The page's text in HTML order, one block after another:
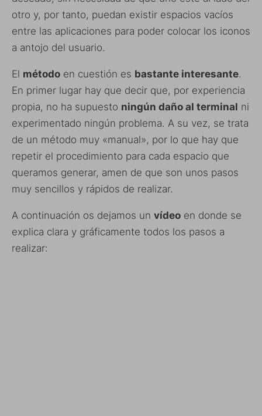
otro y, por tanto, puedan existir espacios vacíos
entre las aplicaciones para poder colocar los iconos
a antojo del usuario.
El método en cuestión es bastante interesante.
En primer lugar hay que decir que, por experiencia
propia, no ha supuesto ningún daño al terminal ni
experimentado ningún problema. A su vez, se trata
de un método muy «manual», por lo que hay que
repetir el procedimiento para cada espacio que
queramos generar, amen de que son unos pasos
muy sencillos y rápidos de realizar.
A continuación os dejamos un vídeo en donde se
explica clara y gráficamente todos los pasos a
realizar: